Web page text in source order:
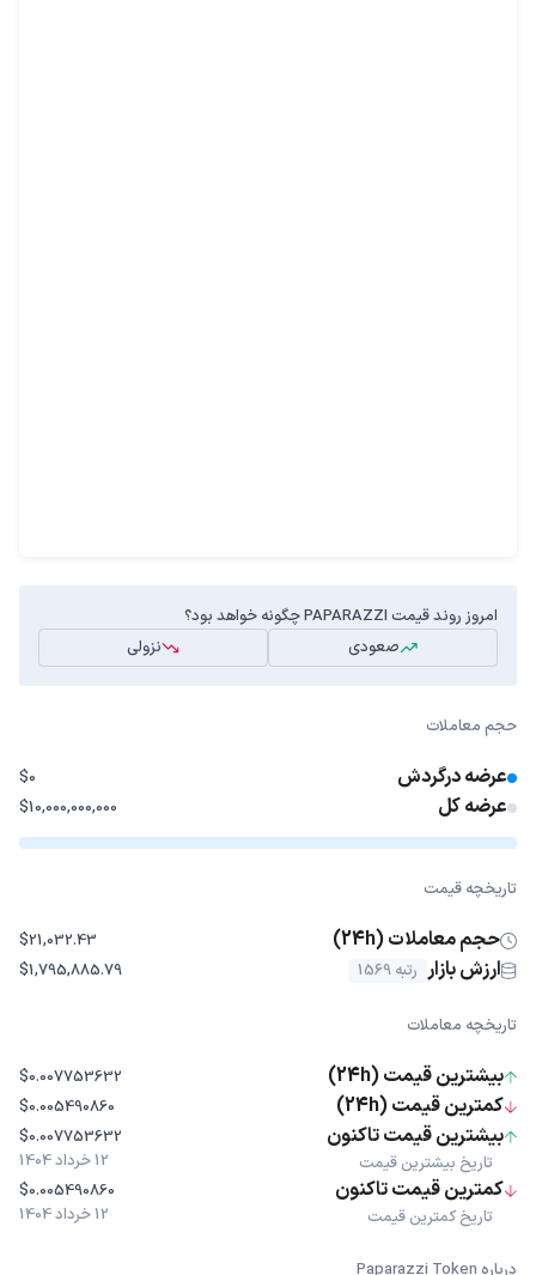
امروز روند قیمت PAPARAZZI چگونه خواهد بود؟
صعودی
نزولی
حجم معاملات
عرضه درگردش $0
عرضه کل $10,000,000,000
تاریخچه قیمت
حجم معاملات (24h) $21,032.43
ارزش بازار رتبه 1569 $1,795,885.79
تاریخچه معاملات
بیشترین قیمت (24h) $0.007753632
کمترین قیمت (24h) $0.005490860
بیشترین قیمت تاکنون
تاریخ بیشترین قیمت
$0.007753632
12 خرداد 1404
کمترین قیمت تاکنون
تاریخ کمترین قیمت
$0.005490860
12 خرداد 1404